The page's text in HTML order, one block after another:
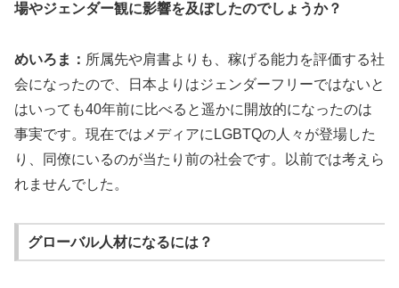
場やジェンダー観に影響を及ぼしたのでしょうか？
めいろま： 所属先や肩書よりも、稼げる能力を評価する社
会になったので、日本よりはジェンダーフリーではないと
はいっても40年前に比べると遥かに開放的になったのは
事実です。現在ではメディアにLGBTQの人々が登場した
り、同僚にいるのが当たり前の社会です。以前では考えら
れませんでした。
グローバル人材になるには？